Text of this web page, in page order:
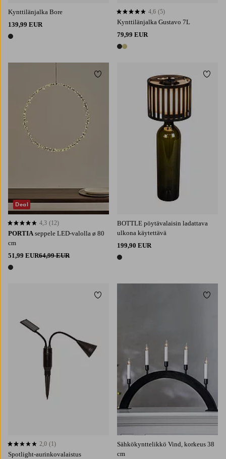
Kynttilänjalka Bore
139,99 EUR
1 väri
Kynttilänjalka Gustavo 7L
79,99 EUR
2 värejä
4,6 perustuen 5 arvosanaan
4,6 (5)
PORTIA seppele LED-valolla ø 80
cm
51,99 EUR64,99 EUR
1 väri
4,3 perustuen 12 arvosanaan
4,3 (12)
Deal
Lisää suosikkeihin
BOTTLE pöytävalaisin ladattava
ulkona käytettävä
199,90 EUR
1 väri
Lisää
Spotlight-aurinkovalaistus
2,0 perustuen 1 arvosanaan
2,0 (1)
Lisää suosikkeihin
Sähkökynttelikkö Vind, korkeus 38
cm
Lisää